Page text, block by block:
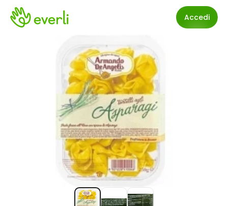
Accedi